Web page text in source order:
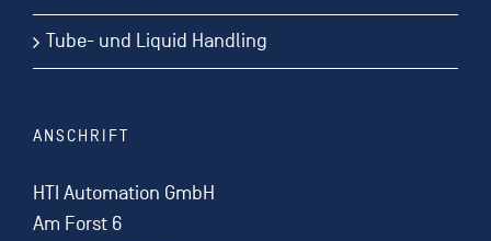
Tube- und Liquid Handling
ANSCHRIFT
HTI Automation GmbH
Am Forst 6